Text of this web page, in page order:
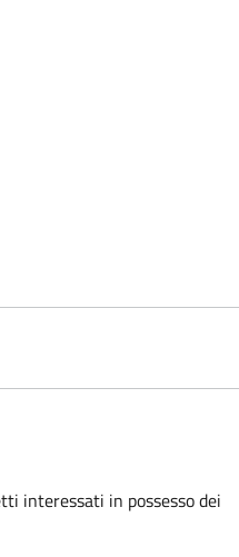
interessati in possesso dei